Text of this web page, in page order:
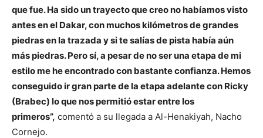
que fue. Ha sido un trayecto que creo no habíamos visto
antes en el Dakar, con muchos kilómetros de grandes
piedras en la trazada y si te salías de pista había aún
más piedras. Pero sí, a pesar de no ser una etapa de mi
estilo me he encontrado con bastante confianza. Hemos
conseguido ir gran parte de la etapa adelante con Ricky
(Brabec) lo que nos permitió estar entre los
primeros”, comentó a su llegada a Al-Henakiyah, Nacho
Cornejo.